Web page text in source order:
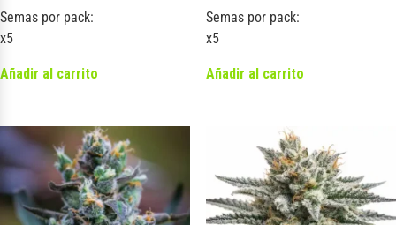
Semas por pack:
x5
Añadir al carrito
Semas por pack:
x5
Añadir al carrito